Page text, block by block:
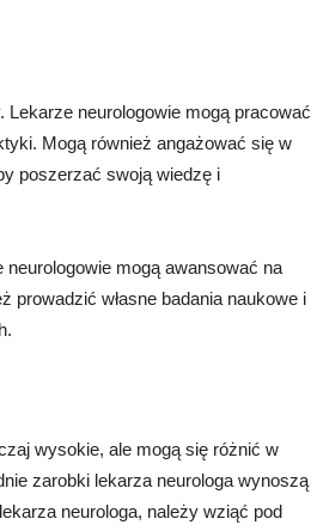
neurologowie mogą pracować
Mogą również angażować się w
poszerzać swoją wiedzę i
mogą awansować na
własne badania naukowe i
wysokie, ale mogą się różnić w
zarobki lekarza neurologa wynoszą
neurologa, należy wziąć pod